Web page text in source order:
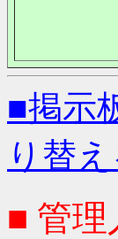
■掲示
り替え
■ 管理